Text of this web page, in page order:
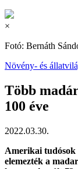
×
Fotó: Bernáth
Növény- és
Több
100 éve
2022.03.30.
Amerikai
elemezték a